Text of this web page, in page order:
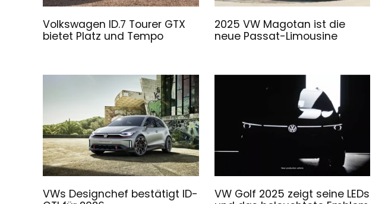
Volkswagen ID.7 Tourer GTX
bietet Platz und Tempo
2025 VW Magotan ist die
neue Passat-Limousine
VWs Designchef bestätigt ID-
VW Golf 2025 zeigt seine LEDs